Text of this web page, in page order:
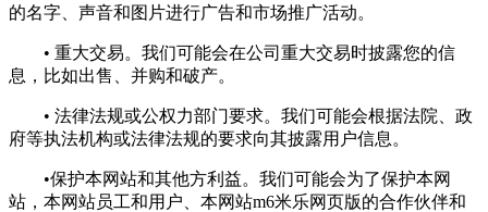
的名字、声音和图片进行广告和市场推广活动。
• 重大交易。我们可能会在公司重大交易时披露您的信
息，比如出售、并购和破产。
• 法律法规或公权力部门要求。我们可能会根据法院、政
府等执法机构或法律法规的要求向其披露用户信息。
•保护本网站和其他方利益。我们可能会为了保护本网
站，本网站员工和用户、本网站m6米乐网页版的合作伙伴和